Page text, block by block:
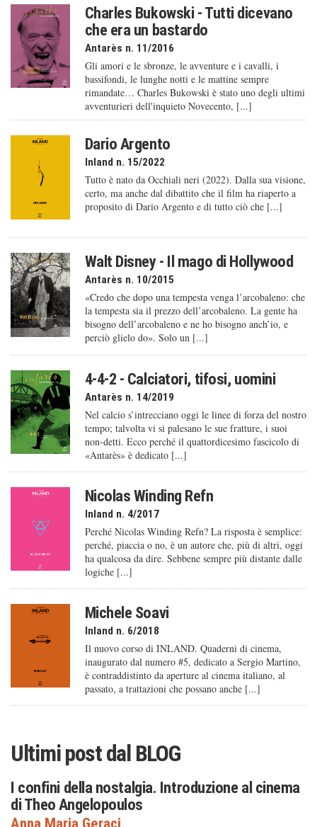
Charles Bukowski - Tutti dicevano
che era un bastardo
Antarès n. 11/2016
Gli amori e le sbronze, le avventure e i cavalli, i
bassifondi, le lunghe notti e le mattine sempre
rimandate… Charles Bukowski è stato uno degli ultimi
avventurieri dell'inquieto Novecento, [...]
Dario Argento
Inland n. 15/2022
Tutto è nato da Occhiali neri (2022). Dalla sua visione,
certo, ma anche dal dibattito che il film ha riaperto a
proposito di Dario Argento e di tutto ciò che [...]
Walt Disney - Il mago di Hollywood
Antarès n. 10/2015
«Credo che dopo una tempesta venga l’arcobaleno: che
la tempesta sia il prezzo dell’arcobaleno. La gente ha
bisogno dell’arcobaleno e ne ho bisogno anch’io, e
perciò glielo do». Solo un [...]
4-4-2 - Calciatori, tifosi, uomini
Antarès n. 14/2019
Nel calcio s’intrecciano oggi le linee di forza del nostro
tempo; talvolta vi si palesano le sue fratture, i suoi
non-detti. Ecco perché il quattordicesimo fascicolo di
«Antarès» è dedicato [...]
Nicolas Winding Refn
Inland n. 4/2017
Perché Nicolas Winding Refn? La risposta è semplice:
perché, piaccia o no, è un autore che, più di altri, oggi
ha qualcosa da dire. Sebbene sempre più distante dalle
logiche [...]
Michele Soavi
Inland n. 6/2018
Il nuovo corso di INLAND. Quaderni di cinema,
inaugurato dal numero #5, dedicato a Sergio Martino,
è contraddistinto da aperture al cinema italiano, al
passato, a trattazioni che possano anche [...]
Ultimi post dal BLOG
I confini della nostalgia. Introduzione al cinema
di Theo Angelopoulos
Anna Maria Geraci